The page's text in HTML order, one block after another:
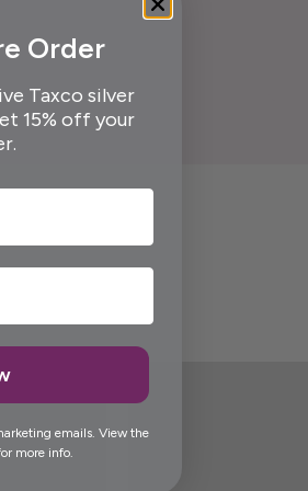
Order
Taxco silver
15% off your
emails. View the
more info.